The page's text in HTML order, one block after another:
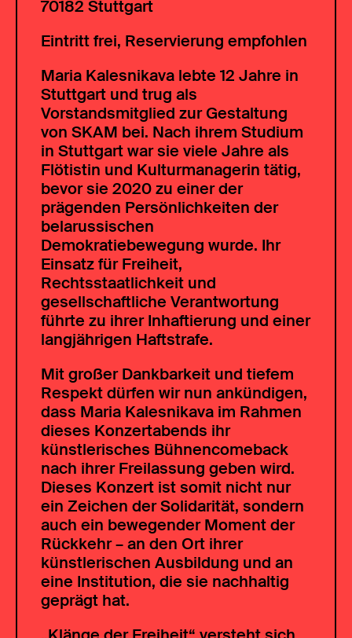
70182 Stuttgart
Eintritt frei, Reservierung empfohlen
Maria Kalesnikava lebte 12 Jahre in
Stuttgart und trug als
Vorstandsmitglied zur Gestaltung
von SKAM bei. Nach ihrem Studium
in Stuttgart war sie viele Jahre als
Flötistin und Kulturmanagerin tätig,
bevor sie 2020 zu einer der
prägenden Persönlichkeiten der
belarussischen
Demokratiebewegung wurde. Ihr
Einsatz für Freiheit,
Rechtsstaatlichkeit und
gesellschaftliche Verantwortung
führte zu ihrer Inhaftierung und einer
langjährigen Haftstrafe.
Mit großer Dankbarkeit und tiefem
Respekt dürfen wir nun ankündigen,
dass Maria Kalesnikava im Rahmen
dieses Konzertabends ihr
künstlerisches Bühnencomeback
nach ihrer Freilassung geben wird.
Dieses Konzert ist somit nicht nur
ein Zeichen der Solidarität, sondern
auch ein bewegender Moment der
Rückkehr – an den Ort ihrer
künstlerischen Ausbildung und an
eine Institution, die sie nachhaltig
geprägt hat.